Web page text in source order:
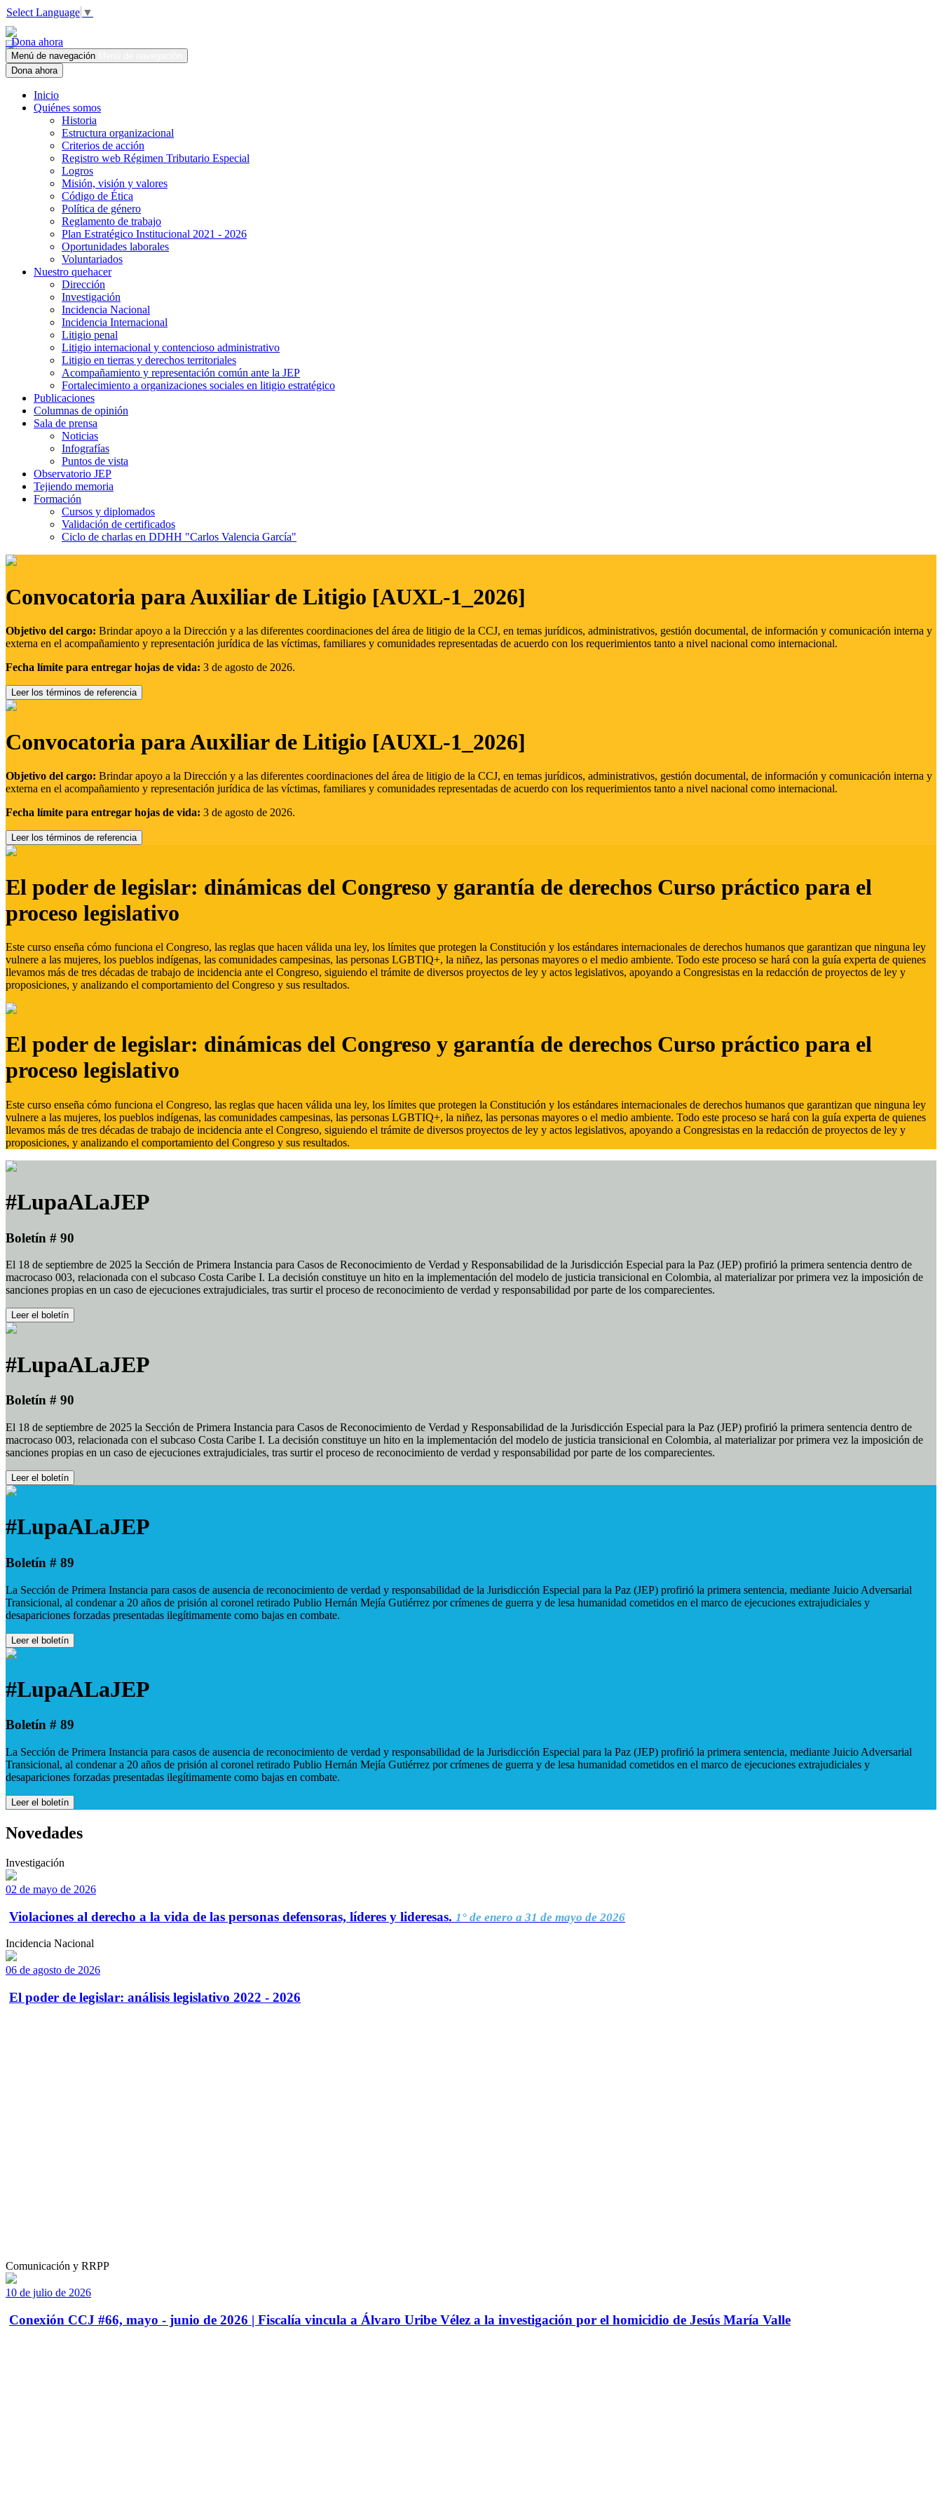
Select Language ▼
Dona ahora
Menú de navegación
Dona ahora
Inicio
Quiénes somos
Historia
Estructura organizacional
Criterios de acción
Registro web Régimen Tributario Especial
Logros
Misión, visión y valores
Código de Ética
Política de género
Reglamento de trabajo
Plan Estratégico Institucional 2021 - 2026
Oportunidades laborales
Voluntariados
Nuestro quehacer
Dirección
Investigación
Incidencia Nacional
Incidencia Internacional
Litigio penal
Litigio internacional y contencioso administrativo
Litigio en tierras y derechos territoriales
Acompañamiento y representación común ante la JEP
Fortalecimiento a organizaciones sociales en litigio estratégico
Publicaciones
Columnas de opinión
Sala de prensa
Noticias
Infografías
Puntos de vista
Observatorio JEP
Tejiendo memoria
Formación
Cursos y diplomados
Validación de certificados
Ciclo de charlas en DDHH "Carlos Valencia García"
Convocatoria para Auxiliar de Litigio [AUXL-1_2026]
Objetivo del cargo: Brindar apoyo a la Dirección y a las diferentes coordinaciones del área de litigio de la CCJ, en temas jurídicos, administrativos, gestión documental, de información y comunicación interna y
externa en el acompañamiento y representación jurídica de las víctimas, familiares y comunidades representadas de acuerdo con los requerimientos tanto a nivel nacional como internacional.
Fecha límite para entregar hojas de vida: 3 de agosto de 2026.
Leer los términos de referencia
Convocatoria para Auxiliar de Litigio [AUXL-1_2026]
Objetivo del cargo: Brindar apoyo a la Dirección y a las diferentes coordinaciones del área de litigio de la CCJ, en temas jurídicos, administrativos, gestión documental, de información y comunicación interna y
externa en el acompañamiento y representación jurídica de las víctimas, familiares y comunidades representadas de acuerdo con los requerimientos tanto a nivel nacional como internacional.
Fecha límite para entregar hojas de vida: 3 de agosto de 2026.
Leer los términos de referencia
El poder de legislar: dinámicas del Congreso y garantía de derechos Curso práctico para el
proceso legislativo
Este curso enseña cómo funciona el Congreso, las reglas que hacen válida una ley, los límites que protegen la Constitución y los estándares internacionales de derechos humanos que garantizan que ninguna ley
vulnere a las mujeres, los pueblos indígenas, las comunidades campesinas, las personas LGBTIQ+, la niñez, las personas mayores o el medio ambiente. Todo este proceso se hará con la guía experta de quienes
llevamos más de tres décadas de trabajo de incidencia ante el Congreso, siguiendo el trámite de diversos proyectos de ley y actos legislativos, apoyando a Congresistas en la redacción de proyectos de ley y
proposiciones, y analizando el comportamiento del Congreso y sus resultados.
El poder de legislar: dinámicas del Congreso y garantía de derechos Curso práctico para el
proceso legislativo
Este curso enseña cómo funciona el Congreso, las reglas que hacen válida una ley, los límites que protegen la Constitución y los estándares internacionales de derechos humanos que garantizan que ninguna ley
vulnere a las mujeres, los pueblos indígenas, las comunidades campesinas, las personas LGBTIQ+, la niñez, las personas mayores o el medio ambiente. Todo este proceso se hará con la guía experta de quienes
llevamos más de tres décadas de trabajo de incidencia ante el Congreso, siguiendo el trámite de diversos proyectos de ley y actos legislativos, apoyando a Congresistas en la redacción de proyectos de ley y
proposiciones, y analizando el comportamiento del Congreso y sus resultados.
#LupaALaJEP
Boletín # 90
El 18 de septiembre de 2025 la Sección de Primera Instancia para Casos de Reconocimiento de Verdad y Responsabilidad de la Jurisdicción Especial para la Paz (JEP) profirió la primera sentencia dentro de
macrocaso 003, relacionada con el subcaso Costa Caribe I. La decisión constituye un hito en la implementación del modelo de justicia transicional en Colombia, al materializar por primera vez la imposición de
sanciones propias en un caso de ejecuciones extrajudiciales, tras surtir el proceso de reconocimiento de verdad y responsabilidad por parte de los comparecientes.
Leer el boletín
#LupaALaJEP
Boletín # 90
El 18 de septiembre de 2025 la Sección de Primera Instancia para Casos de Reconocimiento de Verdad y Responsabilidad de la Jurisdicción Especial para la Paz (JEP) profirió la primera sentencia dentro de
macrocaso 003, relacionada con el subcaso Costa Caribe I. La decisión constituye un hito en la implementación del modelo de justicia transicional en Colombia, al materializar por primera vez la imposición de
sanciones propias en un caso de ejecuciones extrajudiciales, tras surtir el proceso de reconocimiento de verdad y responsabilidad por parte de los comparecientes.
Leer el boletín
#LupaALaJEP
Boletín # 89
La Sección de Primera Instancia para casos de ausencia de reconocimiento de verdad y responsabilidad de la Jurisdicción Especial para la Paz (JEP) profirió la primera sentencia, mediante Juicio Adversarial
Transicional, al condenar a 20 años de prisión al coronel retirado Publio Hernán Mejía Gutiérrez por crímenes de guerra y de lesa humanidad cometidos en el marco de ejecuciones extrajudiciales y
desapariciones forzadas presentadas ilegítimamente como bajas en combate.
Leer el boletín
#LupaALaJEP
Boletín # 89
La Sección de Primera Instancia para casos de ausencia de reconocimiento de verdad y responsabilidad de la Jurisdicción Especial para la Paz (JEP) profirió la primera sentencia, mediante Juicio Adversarial
Transicional, al condenar a 20 años de prisión al coronel retirado Publio Hernán Mejía Gutiérrez por crímenes de guerra y de lesa humanidad cometidos en el marco de ejecuciones extrajudiciales y
desapariciones forzadas presentadas ilegítimamente como bajas en combate.
Leer el boletín
Novedades
Investigación
02 de mayo de 2026
Violaciones al derecho a la vida de las personas defensoras, líderes y lideresas. 1° de enero a 31 de mayo de 2026
Incidencia Nacional
06 de agosto de 2026
El poder de legislar: análisis legislativo 2022 - 2026
Comunicación y RRPP
10 de julio de 2026
Conexión CCJ #66, mayo - junio de 2026 | Fiscalía vincula a Álvaro Uribe Vélez a la investigación por el homicidio de Jesús María Valle